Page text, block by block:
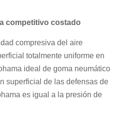
competitivo costado
compresiva del aire
totalmente uniforme en
ideal de goma neumático
superficial de las defensas de
es igual a la presión de